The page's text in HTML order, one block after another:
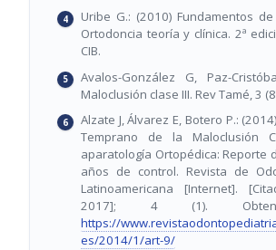
Uribe G.: (2010) Fundamentos
Ortodoncia teoría y clínica. 2ª
CIB.
Avalos-González G, Paz-
Maloclusión clase III. Rev Tamé, 3
Alzate J, Álvarez E, Botero P.:
Temprano de la Maloclusión
aparatología Ortopédica: Reporte
años de control. Revista de
Latinoamericana [Internet].
2017]; 4 (1).
https://
es/2014/1/art-9/